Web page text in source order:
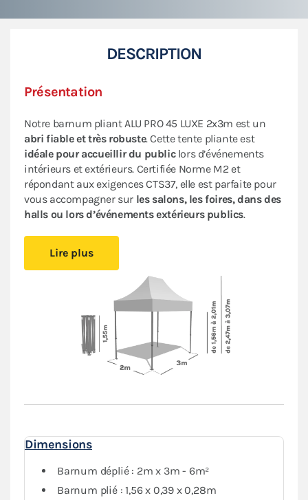
DESCRIPTION
Présentation
Notre barnum pliant ALU PRO 45 LUXE 2x3m est un
abri fiable et très robuste. Cette tente pliante est
idéale pour accueillir du publiclors d’événements
intérieurs et extérieurs. Certifiée Norme M2 et
répondant aux exigences CTS37, elle est parfaite pour
vous accompagner sur les salons, les foires, dans des
halls ou lors d’événements extérieurs publics.
facilement dans votre véhicule. Le
sans outilvous offre un véritable confort de montage.
Installez-vous rapidement où vous le souhaitez et
protégez-vous des aléas de la météo.
Le toit et les murs de ce barnum 2x3m
sont en
polyester avec enduction PVC de 380 g/m². Le toit est
renforcé aux angles et sur les coutures, et la bâche
L'armature hexagonale en aluminium assure solidité
Lepack Côtés, composé de trois murs pleins et d'un
mur avec porte, vous garantit une protection optimale
contre les intempéries.
Lire plus
Dimensions
Barnum déplié : 2m x 3m - 6m²
Barnum plié : 1,56 x 0,39 x 0,28m